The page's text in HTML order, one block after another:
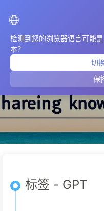
🌐
检测到您的浏览器语言可能是
本？
切
保
标签 - GPT